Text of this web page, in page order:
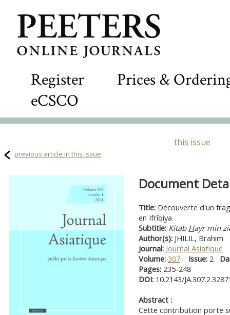
Register
Prices &
eCSCO
this issue
previous article in this issue
Document
Title: Découverte d'un
en Ifrīqiya
Subtitle: Kitāb Hayr min
Author(s): JHILIL, Brahim
Journal: Journal Asiatique
Volume: 307 Issue: 2
Pages: 235-248
DOI: 10.2143/
Abstract :
Cette contribution porte